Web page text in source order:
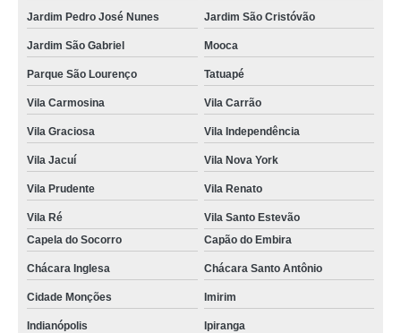
Jardim Pedro José Nunes Jardim São Cristóvão
Jardim São Gabriel Mooca
Parque São Lourenço Tatuapé
Vila Carmosina Vila Carrão
Vila Graciosa Vila Independência
Vila Jacuí Vila Nova York
Vila Prudente Vila Renato
Vila Ré
Vila Santo Estevão
Capela do Socorro
Capão do Embira
Chácara Inglesa Chácara Santo Antônio
Cidade Monções Imirim
Indianópolis Ipiranga